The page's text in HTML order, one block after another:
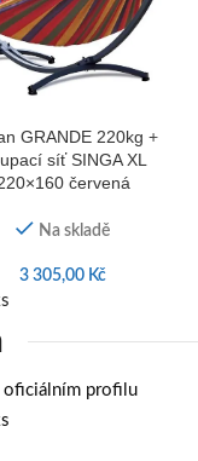
GRANDE 220kg +
síť SINGA XL
červená
Na skladě
3 305,00 Kč
oficiálním profilu